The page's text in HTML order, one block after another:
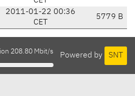
2011-01-22 00:36
CET
5779 B
Powered by SNT
208.80 Mbit/s